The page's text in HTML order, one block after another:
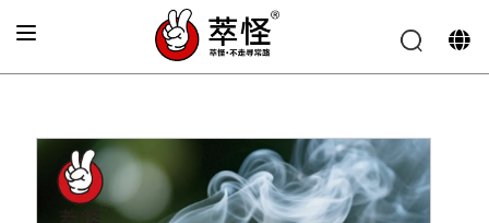
Arôme pour cigarette électronique
Saveur de